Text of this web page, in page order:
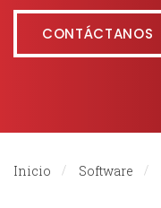
CONTÁCTANOS
Inicio Software